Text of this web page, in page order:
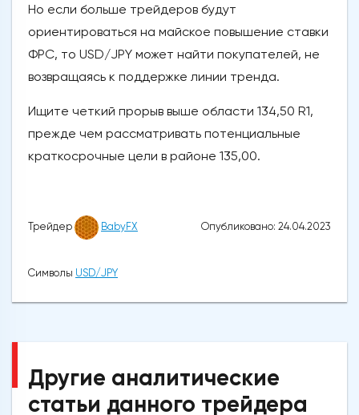
Но если больше трейдеров будут
ориентироваться на майское повышение ставки
ФРС, то USD/JPY может найти покупателей, не
возвращаясь к поддержке линии тренда.
Ищите четкий прорыв выше области 134,50 R1,
прежде чем рассматривать потенциальные
краткосрочные цели в районе 135,00.
Трейдер BabyFX Опубликовано: 24.04.2023
Символы USD/JPY
Другие аналитические
статьи данного трейдера